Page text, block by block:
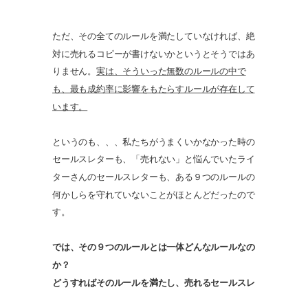
ただ、その全てのルールを満たしていなければ、絶
対に売れるコピーが書けないかというとそうではあ
りません。 実は、そういった無数のルールの中で
も、最も成約率に影響をもたらすルールが存在して
います。
というのも、、、私たちがうまくいかなかった時の
セールスレターも、「売れない」と悩んでいたライ
ターさんのセールスレターも、ある９つのルールの
何かしらを守れていないことがほとんどだったので
す。
では、その９つのルールとは一体どんなルールなの
か？
どうすればそのルールを満たし、売れるセールスレ